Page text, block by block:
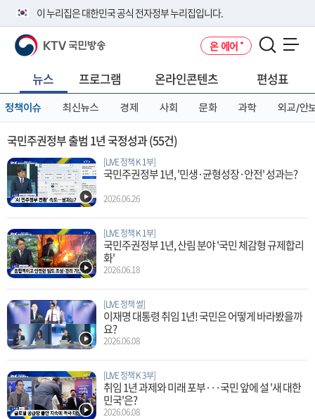
기
이 누리집은 대한민국 공식 전자정부 누리집입니다.
공식 누리집 주소 확인하기
니다.
이밖에 or.kr 또는 .kr등 다른 도메인 주소를 사용하고 있다면 아래 URL에
서 도메인 주소를 확인해 보세요
KTV 국민방송 온 에어
뉴스 프로그램 온라인콘텐츠 편성표
정책이슈 최신뉴스 경제 사회 문화 과학 외교/안
국민주권정부 출범 1년 국정성과(55건)
[LIVE 정책 K 1부]
국민주권정부 1년, '민생·균형성장·안전' 성과는?
2026.06.26
[LIVE 정책 K 1부]
국민주권정부 1년, 산림 분야 '국민 체감형 규제합리
화'
2026.06.18
[LIVE 정책 썰]
이재명 대통령 취임 1년! 국민은 어떻게 바라봤을까
요?
2026.06.08
[LIVE 정책 K 3부]
취임 1년 과제와 미래 포부···국민 앞에 설 '새 대한
민국'은?
2026.06.08